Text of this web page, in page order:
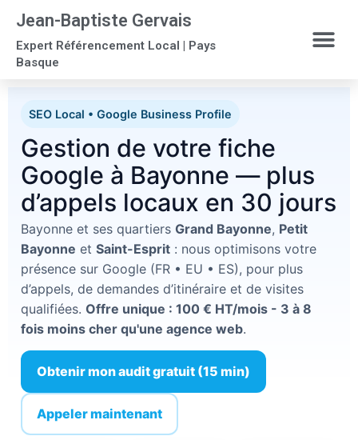
Jean-Baptiste Gervais
Expert Référencement Local | Pays
Basque
SEO Local • Google Business Profile
Gestion de votre fiche
Google à Bayonne — plus
d’appels locaux en 30 jours
Bayonne et ses quartiers Grand Bayonne, Petit
Bayonne et Saint-Esprit : nous optimisons votre
présence sur Google (FR • EU • ES), pour plus
d’appels, de demandes d’itinéraire et de visites
qualifiées. Offre unique : 100 € HT/mois - 3 à 8
fois moins cher qu'une agence web.
Obtenir mon audit gratuit (15 min)
Appeler maintenant